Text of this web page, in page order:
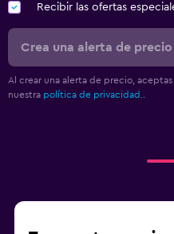
Recibir las ofertas
Crea una alerta de precio
Al crear una alerta de precio,
nuestra política de privacidad.